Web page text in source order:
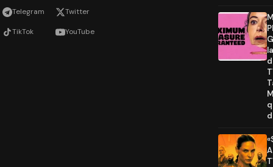
Telegram Twitter
TikTok YouTube